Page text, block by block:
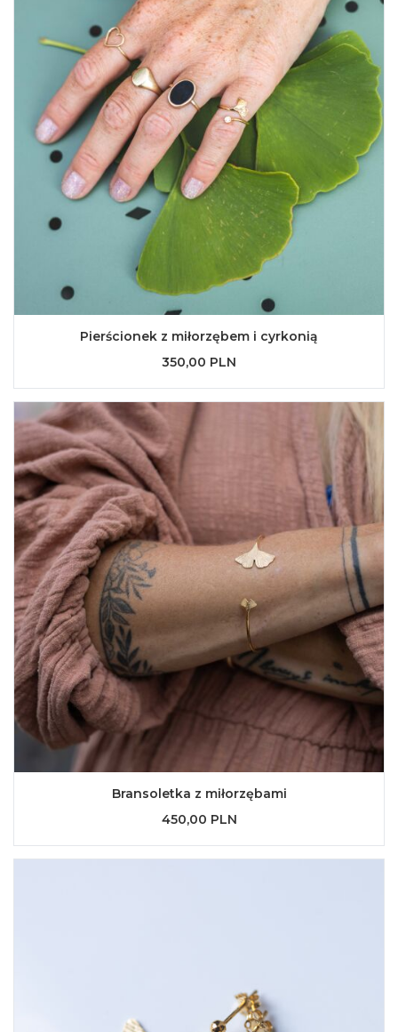
Pierścionek z miłorzębem i cyrkonią
350,00 PLN
Bransoletka z miłorzębami
450,00 PLN